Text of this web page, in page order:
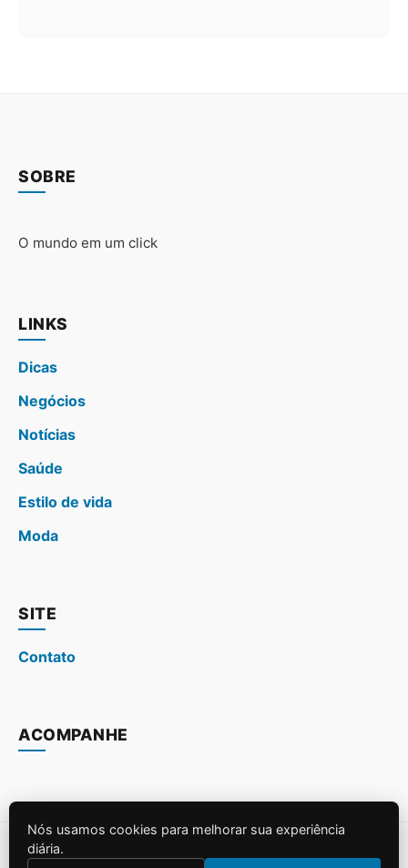
SOBRE
O mundo em um click
LINKS
Dicas
Negócios
Notícias
Saúde
Estilo de vida
Moda
SITE
Contato
ACOMPANHE
© 2026. Todos os direitos reservados.
Nós usamos cookies para melhorar sua experiência
diária.